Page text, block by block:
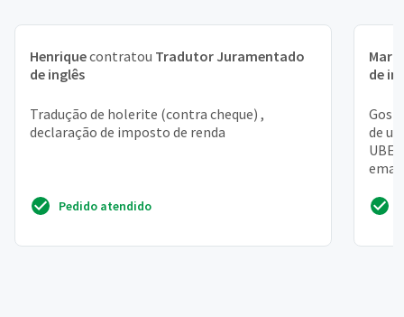
Henriquecontratou Tradutor Juramentado
de inglês
Tradução de holerite (contra cheque) ,
declaração de imposto de renda
Pedido atendido
de
de